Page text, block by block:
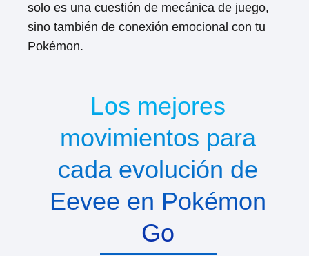
solo es una cuestión de mecánica de juego,
sino también de conexión emocional con tu
Pokémon.
Los mejores
movimientos para
cada evolución de
Eevee en Pokémon
Go